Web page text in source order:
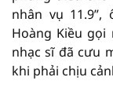
nhân vụ
Hoàng Kiều gọi
nhạc sĩ đã cưu
khi phải chịu